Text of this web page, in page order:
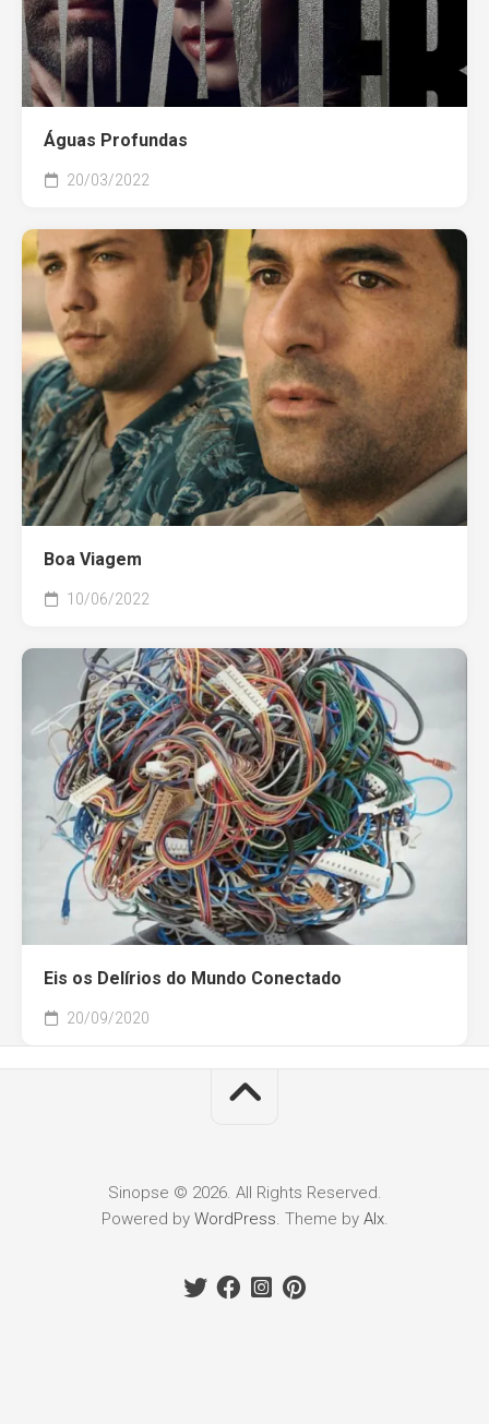
Águas Profundas
20/03/2022
Boa Viagem
10/06/2022
Eis os Delírios do Mundo Conectado
20/09/2020
Sinopse © 2026. All Rights Reserved.
Powered by WordPress. Theme by Alx.